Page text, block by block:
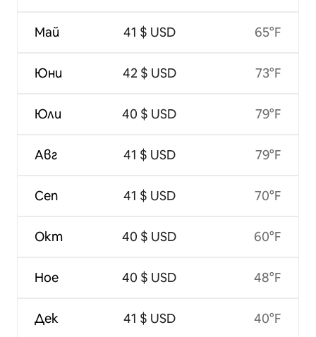
Май
Юни
Юли
Авг
Сеп
Окт
Ное
Дек
41 $ USD
42 $ USD
40 $ USD
41 $ USD
41 $ USD
40 $ USD
40 $ USD
41 $ USD
65°F
73°F
79°F
79°F
70°F
60°F
48°F
40°F